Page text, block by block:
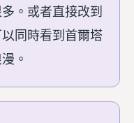
。或者直接改到
同時看到首爾塔
。